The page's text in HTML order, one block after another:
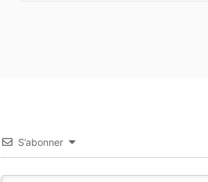
S’abonner